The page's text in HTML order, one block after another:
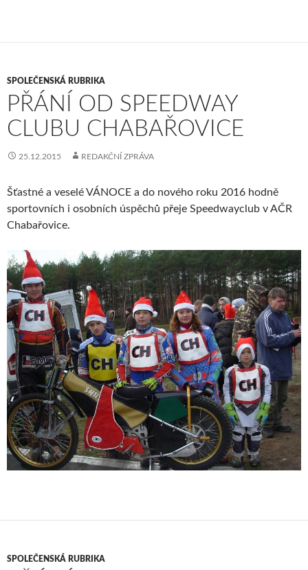
SPOLEČENSKÁ RUBRIKA
PŘÁNÍ OD SPEEDWAY
CLUBU CHABAŘOVICE
25.12.2015 REDAKČNÍ ZPRÁVA
Šťastné a veselé VÁNOCE a do nového roku 2016 hodně
sportovních i osobních úspěchů přeje Speedwayclub v AČR
Chabařovice.
SPOLEČENSKÁ RUBRIKA